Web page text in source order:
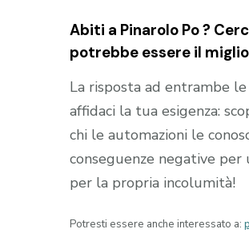
Abiti a Pinarolo Po?
potrebbe essere il
La risposta ad entrambe
affidaci la tua esigenza:
chi le automazioni le
conseguenze negative
per la propria incolumità!
Potresti essere anche interessato a: